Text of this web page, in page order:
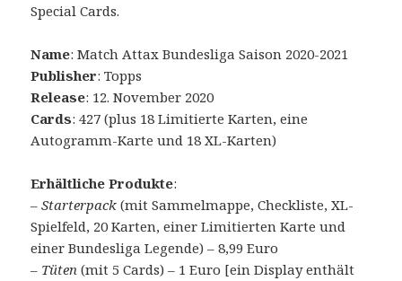
Special Cards.
Name: Match Attax Bundesliga Saison 2020-2021
Publisher: Topps
Release: 12. November 2020
Cards: 427 (plus 18 Limitierte Karten, eine
Autogramm-Karte und 18 XL-Karten)
Erhältliche Produkte:
–Starterpack (mit Sammelmappe, Checkliste, XL-
Spielfeld, 20 Karten, einer Limitierten Karte und
einer Bundesliga Legende) – 8,99 Euro
– Tüten (mit 5 Cards) – 1 Euro [ein Display enthält